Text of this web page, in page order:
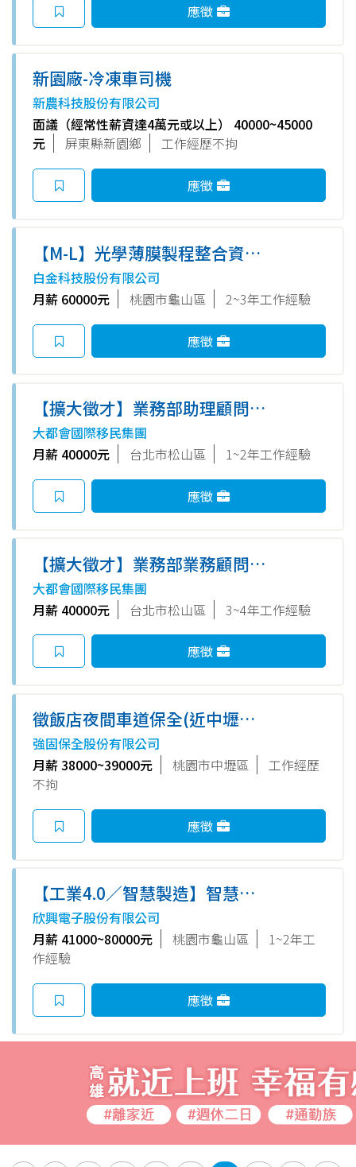
應徵
新園廠-冷凍車司機
新農科技股份有限公司
面議（經常性薪資達4萬元或以上） 40000~45000
元
屏東縣新園鄉 工作經歷不拘
應徵
【M-L】光學薄膜製程整合資深
工程師(林口廠)
白金科技股份有限公司
月薪 60000元
桃園市龜山區 2~3年工作經驗
應徵
【擴大徵才】業務部助理顧問
AC(台北)
大都會國際移民集團
月薪 40000元
台北市松山區 1~2年工作經驗
應徵
【擴大徵才】業務部業務顧問
SC(台北)
大都會國際移民集團
月薪 40000元
台北市松山區 3~4年工作經驗
應徵
徵飯店夜間車道保全(近中壢火
車站)
強固保全股份有限公司
月薪 38000~39000元
桃園市中壢區
工作經歷
不拘
應徵
【工業4.0／智慧製造】智慧製
造數據分析工程師 (山鶯廠區) ☆
到職滿6個月,留任獎金最高
20400元☆
欣興電子股份有限公司
月薪 41000~80000元
桃園市龜山區
1~2年工
作經驗
應徵